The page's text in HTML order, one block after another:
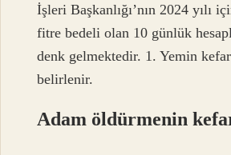
İşleri Başkanlığı’nın 2024 yılı
fitre bedeli olan 10 günlük
denk gelmektedir. 1. Yemin
belirlenir.
Adam öldürmenin